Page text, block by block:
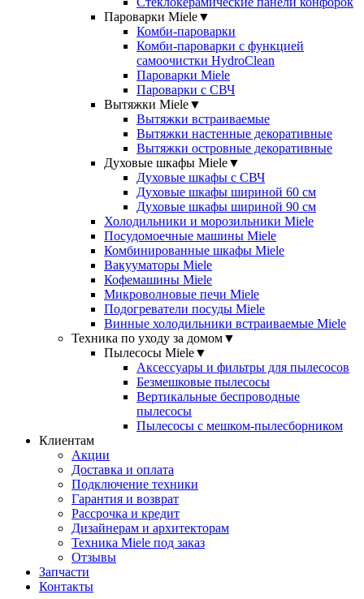
Пароварки Miele▼
Комби-пароварки
Комби-пароварки с функцией
самоочистки HydroClean
Пароварки Miele
Пароварки с СВЧ
Вытяжки Miele▼
Вытяжки встраиваемые
Вытяжки настенные декоративные
Вытяжки островные декоративные
Духовые шкафы Miele▼
Духовые шкафы с СВЧ
Духовые шкафы шириной 60 см
Духовые шкафы шириной 90 см
Холодильники и морозильники Miele
Посудомоечные машины Miele
Комбинированные шкафы Miele
Вакууматоры Miele
Кофемашины Miele
Микроволновые печи Miele
Подогреватели посуды Miele
Винные холодильники встраиваемые Miele
Техника по уходу за домом▼
Пылесосы Miele▼
Аксессуары и фильтры для пылесосов
Безмешковые пылесосы
Вертикальные беспроводные
пылесосы
Пылесосы с мешком-пылесборником
Клиентам
Акции
Доставка и оплата
Подключение техники
Гарантия и возврат
Рассрочка и кредит
Дизайнерам и архитекторам
Техника Miele под заказ
Отзывы
Запчасти
Контакты